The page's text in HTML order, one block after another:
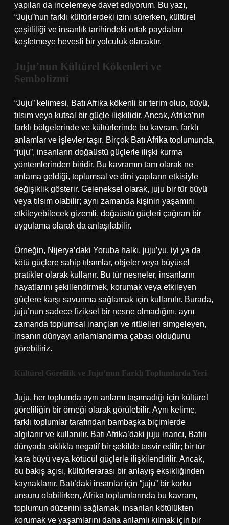
yapıları da incelemeye davet ediyorum. Bu yazı,
“Juju”nun farklı kültürlerdeki izini sürerken, kültürel
çeşitliliği ve insanlık tarihindeki ortak paydaları
keşfetmeye hevesli bir yolculuk olacaktır.
Juju’nun Kültürel Kökenleri ve
Sembolizmi
“Juju” kelimesi, Batı Afrika kökenli bir terim olup, büyü,
tılsım veya kutsal bir güçle ilişkilidir. Ancak, Afrika’nın
farklı bölgelerinde ve kültürlerinde bu kavram, farklı
anlamlar ve işlevler taşır. Birçok Batı Afrika toplumunda,
“juju”, insanların doğaüstü güçlerle ilişki kurma
yöntemlerinden biridir. Bu kavramın tam olarak ne
anlama geldiği, toplumsal ve dini yapıların etkisiyle
değişiklik gösterir. Geleneksel olarak, juju bir tür büyü
veya tılsım olabilir; aynı zamanda kişinin yaşamını
etkileyebilecek gizemli, doğaüstü güçleri çağıran bir
uygulama olarak da anlaşılabilir.
Örneğin, Nijerya’daki Yoruba halkı, juju’yu, iyi ya da
kötü güçlere sahip tılsımlar, objeler veya büyüsel
pratikler olarak kullanır. Bu tür nesneler, insanların
hayatlarını şekillendirmek, korumak veya etkileyen
güçlere karşı savunma sağlamak için kullanılır. Burada,
juju’nun sadece fiziksel bir nesne olmadığını, aynı
zamanda toplumsal inançları ve ritüelleri simgeleyen,
insanın dünyayı anlamlandırma çabası olduğunu
görebiliriz.
Kültürel Görelilik ve Juju’nun Farklı Toplumlarda Yeri
Juju, her toplumda aynı anlamı taşımadığı için kültürel
göreliliğin bir örneği olarak görülebilir. Aynı kelime,
farklı toplumlar tarafından bambaşka biçimlerde
algılanır ve kullanılır. Batı Afrika’daki juju inancı, Batılı
dünyada sıklıkla negatif bir şekilde tasvir edilir; bir tür
kara büyü veya kötücül güçlerle ilişkilendirilir. Ancak,
bu bakış açısı, kültürlerarası bir anlayış eksikliğinden
kaynaklanır. Batı’daki insanlar için “juju” bir korku
unsuru olabilirken, Afrika toplumlarında bu kavram,
toplumun düzenini sağlamak, insanları kötülükten
korumak ve yaşamlarını daha anlamlı kılmak için bir